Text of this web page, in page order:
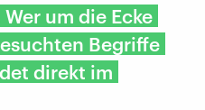
um die Ecke
Begriffe
direkt im